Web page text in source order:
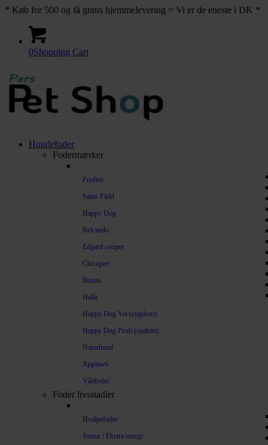
* Køb for 500 og få gratis hjemmelevering = Vi er de eneste i DK *
0Shopping Cart
Hundefoder
Fodermærker
Profine
Sams Field
Happy Dog
Belcando
Edgard cooper
Chicopee
Bozita
Halla
Happy Dog Vet (sygdom)
Happy Dog Profi (opdræt)
Naturhund
Applaws
Vådfoder
Foder livsstadier
Hvalpefoder
Junior / Ekstra energi